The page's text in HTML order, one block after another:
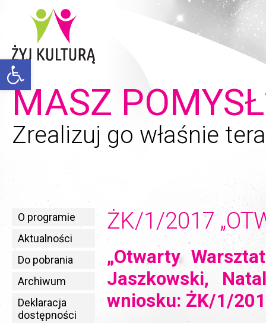
Open toolbar
MASZ
Zrealizuj go właśnie
O programie
Aktualności
Do pobrania
Archiwum
Deklaracja
dostępności
ŻK/1/2017
„Otwarty
Jaszkowski,
wniosku: ŻK/1/